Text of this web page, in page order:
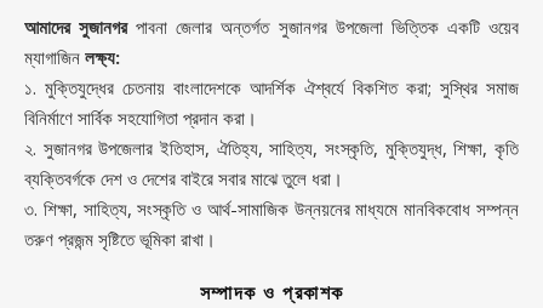
আমাদের সুজানগরপাবনা জেলার অন্তর্গত সুজানগর উপজেলা ভিত্তিক একটি ওয়েব
ম্যাগাজিন লক্ষ্য:
১. মুক্তিযুদ্ধের চেতনায় বাংলাদেশকে আদর্শিক ঐশ্বর্যে বিকশিত করা; সুস্থির সমাজ
বিনির্মাণে সার্বিক সহযোগিতা প্রদান করা।
২. সুজানগর উপজেলার ইতিহাস, ঐতিহ্য, সাহিত্য, সংস্কৃতি, মুক্তিযুদ্ধ, শিক্ষা, কৃতি
ব্যক্তিবর্গকে দেশ ও দেশের বাইরে সবার মাঝে তুলে ধরা।
৩. শিক্ষা, সাহিত্য, সংস্কৃতি ও আর্থ-সামাজিক উন্নয়নের মাধ্যমে মানবিকবোধ সম্পন্ন
তরুণ প্রজন্ম সৃষ্টিতে ভূমিকা রাখা।
সম্পাদক ও প্রকাশক